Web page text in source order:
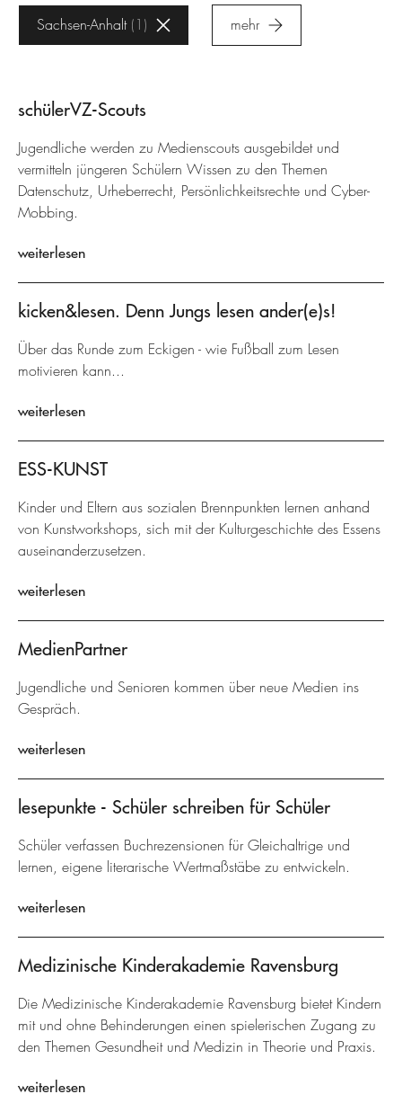
Sachsen-Anhalt 1 mehr
schülerVZ-Scouts
Jugendliche werden zu Medienscouts ausgebildet und
vermitteln jüngeren Schülern Wissen zu den Themen
Datenschutz, Urheberrecht, Persönlichkeitsrechte und Cyber-
Mobbing.
weiterlesen
kicken&lesen. Denn Jungs lesen ander(e)s!
Über das Runde zum Eckigen - wie Fußball zum Lesen
motivieren kann...
weiterlesen
ESS-KUNST
Kinder und Eltern aus sozialen Brennpunkten lernen anhand
von Kunstworkshops, sich mit der Kulturgeschichte des Essens
auseinanderzusetzen.
weiterlesen
MedienPartner
Jugendliche und Senioren kommen über neue Medien ins
Gespräch.
weiterlesen
lesepunkte - Schüler schreiben für Schüler
Schüler verfassen Buchrezensionen für Gleichaltrige und
lernen, eigene literarische Wertmaßstäbe zu entwickeln.
weiterlesen
Medizinische Kinderakademie Ravensburg
Die Medizinische Kinderakademie Ravensburg bietet Kindern
mit und ohne Behinderungen einen spielerischen Zugang zu
den Themen Gesundheit und Medizin in Theorie und Praxis.
weiterlesen